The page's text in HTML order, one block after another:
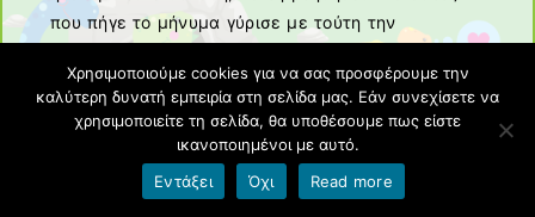
που πήγε το μήνυμα γύρισε με τούτη την
— Να πεις της μάνας δεν αδειάζω τώρα.
Πλένω κι εγώ κι άμα τελειώσω και μπορέσω.
Πικράθηκε η γριούλα, σαν άκουσε τα λόγια της
Χρησιμοποιούμε cookies για να σας προσφέρουμε την
καλύτερη δυνατή εμπειρία στη σελίδα μας. Εάν συνεχίσετε να
χρησιμοποιείτε τη σελίδα, θα υποθέσουμε πως είστε
ικανοποιημένοι με αυτό.
Εντάξει
Όχι Read more